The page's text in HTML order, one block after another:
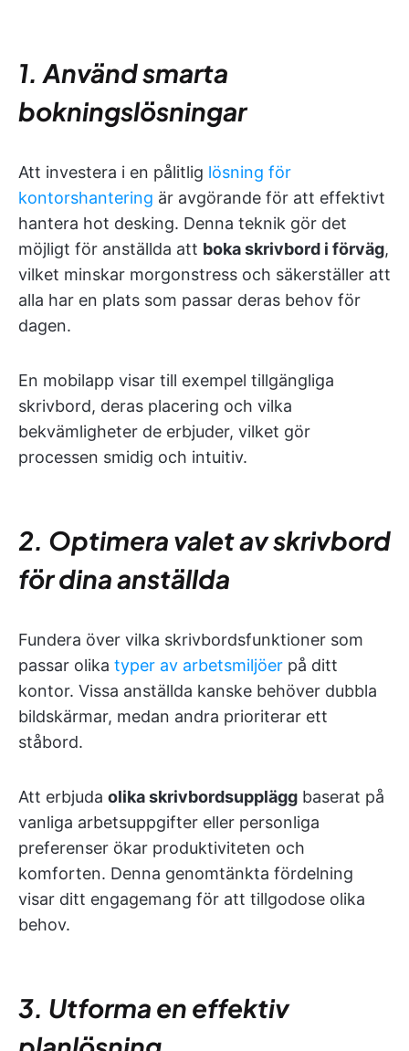
1. Använd smarta
bokningslösningar
Att investera i en pålitlig lösning för
kontorshantering är avgörande för att effektivt
hantera hot desking. Denna teknik gör det
möjligt för anställda att boka skrivbord i förväg,
vilket minskar morgonstress och säkerställer att
alla har en plats som passar deras behov för
dagen.
En mobilapp visar till exempel tillgängliga
skrivbord, deras placering och vilka
bekvämligheter de erbjuder, vilket gör
processen smidig och intuitiv.
2. Optimera valet av skrivbord
för dina anställda
Fundera över vilka skrivbordsfunktioner som
passar olika typer av arbetsmiljöer på ditt
kontor. Vissa anställda kanske behöver dubbla
bildskärmar, medan andra prioriterar ett
ståbord.
Att erbjuda olika skrivbordsupplägg baserat på
vanliga arbetsuppgifter eller personliga
preferenser ökar produktiviteten och
komforten. Denna genomtänkta fördelning
visar ditt engagemang för att tillgodose olika
behov.
3. Utforma en effektiv